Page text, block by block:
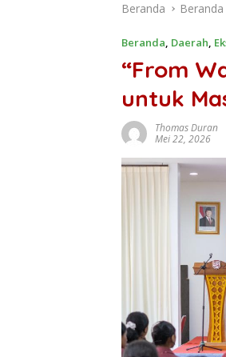
Beranda Beranda
Beranda, Daerah,
“From
untuk
Thomas Duran
Mei 22, 2026